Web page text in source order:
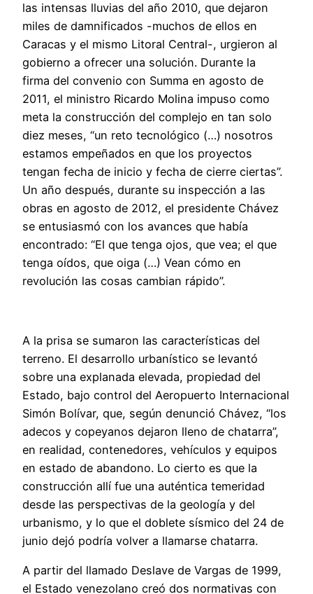
las intensas lluvias del año 2010, que dejaron
miles de damnificados -muchos de ellos en
Caracas y el mismo Litoral Central-, urgieron al
gobierno a ofrecer una solución. Durante la
firma del convenio con Summa en agosto de
2011, el ministro Ricardo Molina impuso como
meta la construcción del complejo en tan solo
diez meses, “un reto tecnológico (…) nosotros
estamos empeñados en que los proyectos
tengan fecha de inicio y fecha de cierre ciertas”.
Un año después, durante su inspección a las
obras en agosto de 2012, el presidente Chávez
se entusiasmó con los avances que había
encontrado: “El que tenga ojos, que vea; el que
tenga oídos, que oiga (…) Vean cómo en
revolución las cosas cambian rápido”.
A la prisa se sumaron las características del
terreno. El desarrollo urbanístico se levantó
sobre una explanada elevada, propiedad del
Estado, bajo control del Aeropuerto Internacional
Simón Bolívar, que, según denunció Chávez, “los
adecos y copeyanos dejaron lleno de chatarra”,
en realidad, contenedores, vehículos y equipos
en estado de abandono. Lo cierto es que la
construcción allí fue una auténtica temeridad
desde las perspectivas de la geología y del
urbanismo, y lo que el doblete sísmico del 24 de
junio dejó podría volver a llamarse chatarra.
A partir del llamado Deslave de Vargas de 1999,
el Estado venezolano creó dos normativas con